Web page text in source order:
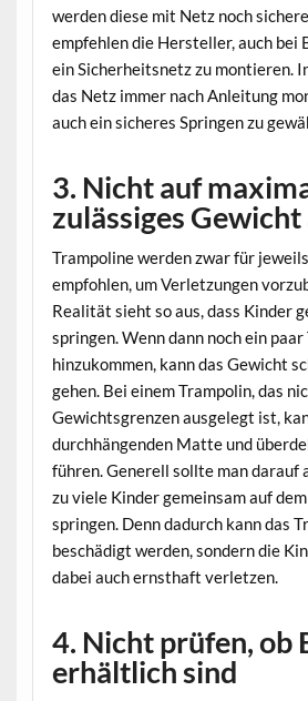
werden diese mit Netz noch
empfehlen die Hersteller, auch bei
ein Sicherheitsnetz zu montieren.
das Netz immer nach Anleitung
auch ein sicheres Springen zu
3. Nicht auf
zulässiges
Trampoline werden zwar für
empfohlen, um Verletzungen
Realität sieht so aus, dass Kinder
springen. Wenn dann noch ein paar
hinzukommen, kann das Gewicht
gehen. Bei einem Trampolin, das
Gewichtsgrenzen ausgelegt ist,
durchhängenden Matte und
führen. Generell sollte man darauf
zu viele Kinder gemeinsam auf
springen. Denn dadurch kann das
beschädigt werden, sondern die
dabei auch ernsthaft verletzen.
4. Nicht prüfen, ob
erhältlich sind